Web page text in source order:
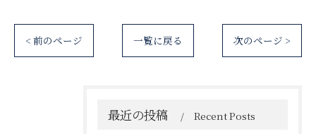
< 前のページ 一覧に戻る 次のページ >
最近の投稿 Recent Posts